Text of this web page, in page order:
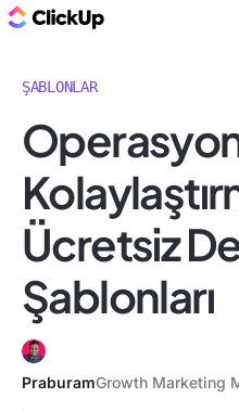
ŞABLONLAR
Ücretsiz
Şablonları
PraburamGrowth Marketing